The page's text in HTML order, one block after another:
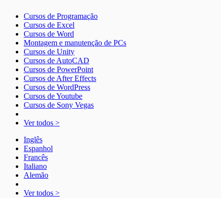
Cursos de Programação
Cursos de Excel
Cursos de Word
Montagem e manutenção de PCs
Cursos de Unity
Cursos de AutoCAD
Cursos de PowerPoint
Cursos de After Effects
Cursos de WordPress
Cursos de Youtube
Cursos de Sony Vegas
Ver todos >
Inglês
Espanhol
Francês
Italiano
Alemão
Ver todos >